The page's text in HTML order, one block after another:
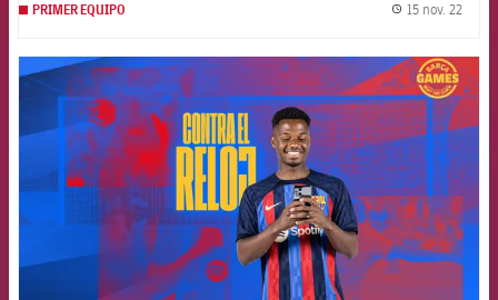
PRIMER EQUIPO 15 nov. 22
FCB Barcelona badge